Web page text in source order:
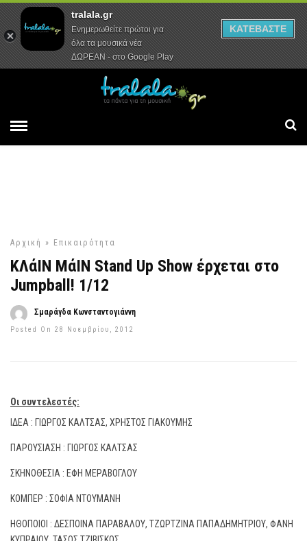
Αρχική Συνεντεύξεις Ρεπορτάζ
Αρχική » Επικαιρότητα
ΚΛάΙΝ ΜάΙΝ Stand Up Show έρχεται στο
Jumpball! 1/12
Σμαράγδα Κωνσταντογιάννη
Posted On 28 Νοεμβρίου, 2012
Οι συντελεστές:
ΙΔΕΑ : ΓΙΩΡΓΟΣ ΚΑΛΤΣΑΣ, ΧΡΗΣΤΟΣ ΓΙΑΚΟΥΜΗΣ
ΠΑΡΟΥΣΙΑΣΗ : ΓΙΩΡΓΟΣ ΚΑΛΤΣΑΣ
ΣΚΗΝΟΘΕΣΙΑ : ΕΦΗ ΜΕΡΑΒΟΓΛΟΥ
ΚΟΜΠΕΡ : ΣΟΦΙΑ ΝΤΟΥΜΑΝΗ
ΗΘΟΠΟΙΟΙ : ΔΕΣΠΟΙΝΑ ΠΑΡΑΒΑΛΟΥ, ΤΖΩΡΤΖΙΝΑ ΠΑΠΑΔΗΜΗΤΡΙΟΥ, ΦΑΝΗ
tralala.gr
Ενημερωθείτε πρώτοι για
όλα τα μουσικά νέα
ΔΩΡΕΑΝ - στο Google Play
ΚΑΤΕΒΑΣΤΕ